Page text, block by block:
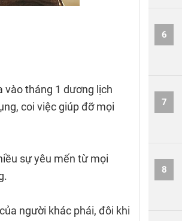
vào tháng 1 dương lịch
coi việc giúp đỡ mọi
sự yêu mến từ mọi
người khác phái, đôi khi
6
7
8